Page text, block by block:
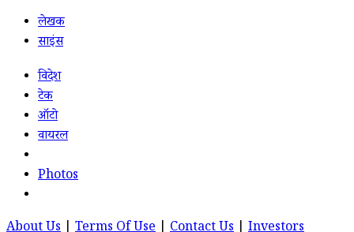
लेखक
साइंस
विदेश
टेक
ऑटो
वायरल
Photos